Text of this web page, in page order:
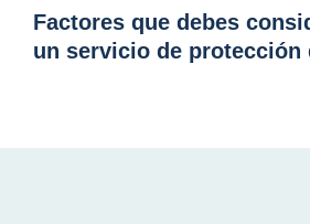
Factores que debes
un servicio de protección